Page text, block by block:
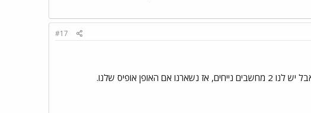
#17
אופיס שלנו.